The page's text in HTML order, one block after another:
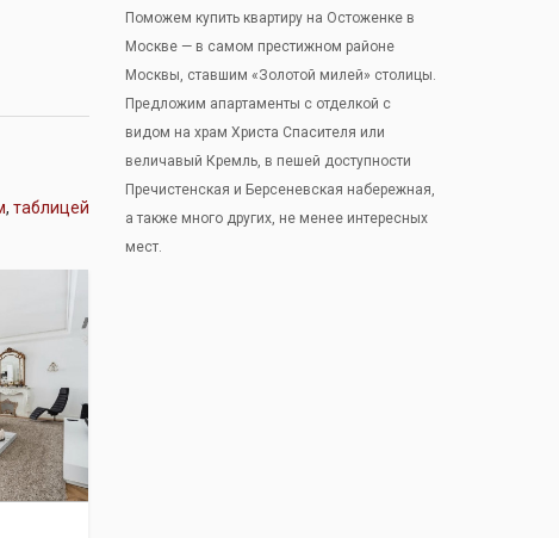
, таблицей
Поможем купить квартиру на Остоженке в
Москве — в самом престижном районе
Москвы, ставшим «Золотой милей» столицы.
Предложим апартаменты с отделкой с
видом на храм Христа Спасителя или
величавый Кремль, в пешей доступности
Пречистенская и Берсеневская набережная,
а также много других, не менее интересных
мест.